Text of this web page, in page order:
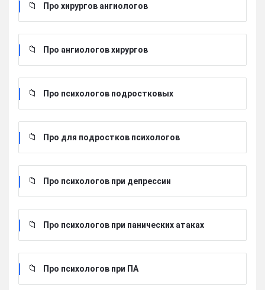
Про хирургов ангиологов
Про ангиологов хирургов
Про психологов подростковых
Про для подростков психологов
Про психологов при депрессии
Про психологов при панических атаках
Про психологов при ПА